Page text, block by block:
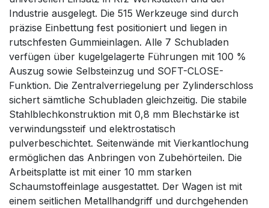
Industrie ausgelegt. Die 515 Werkzeuge sind durch
präzise Einbettung fest positioniert und liegen in
rutschfesten Gummieinlagen. Alle 7 Schubladen
verfügen über kugelgelagerte Führungen mit 100 %
Auszug sowie Selbsteinzug und SOFT-CLOSE-
Funktion. Die Zentralverriegelung per Zylinderschloss
sichert sämtliche Schubladen gleichzeitig. Die stabile
Stahlblechkonstruktion mit 0,8 mm Blechstärke ist
verwindungssteif und elektrostatisch
pulverbeschichtet. Seitenwände mit Vierkantlochung
ermöglichen das Anbringen von Zubehörteilen. Die
Arbeitsplatte ist mit einer 10 mm starken
Schaumstoffeinlage ausgestattet. Der Wagen ist mit
einem seitlichen Metallhandgriff und durchgehenden